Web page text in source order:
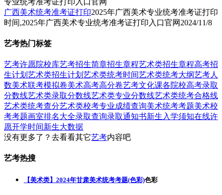
广西美术统考准考证打印2025年广西美术专业统考准考证打印
时间,2025年广西美术专业统考准考证打印入口官网 2024/11/8
艺考热门标签
艺考许愿院校库艺考招生简章招生章程艺术类招生章程高考招
生计划 艺术类招生计划 艺术类统考时间艺术类统考大纲艺考人
数美术联考模拟卷美术高考高分卷艺考文化课各院校高考录取
分数线艺术类录取分数线艺术类专业分数线艺术类统考合格线
艺术类统考查分艺术类校考专业成绩查询美术统考考题美术校
考考题画室排名大全录取查询录取通知书新生入学须知在线许
愿开学时间新生大数据
没有更多了？去看看其它艺考内容吧
艺考热搜
【美术类】2024年甘肃美术统考考题(色彩)色彩